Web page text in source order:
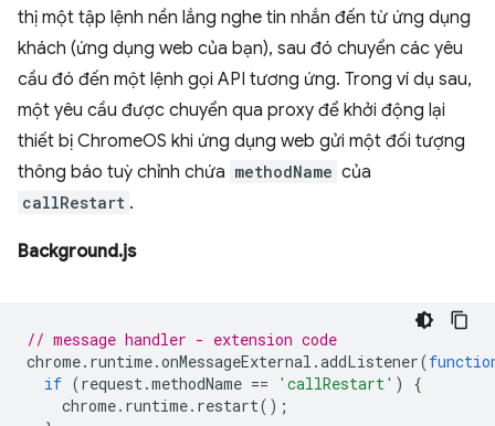
thị một tập lệnh nền lắng nghe tin nhắn đến từ ứng dụng
khách (ứng dụng web của bạn), sau đó chuyển các yêu
cầu đó đến một lệnh gọi API tương ứng. Trong ví dụ sau,
một yêu cầu được chuyển qua proxy để khởi động lại
thiết bị ChromeOS khi ứng dụng web gửi một đối tượng
thông báo tuỳ chỉnh chứa methodName của
callRestart .
Background.js
// message handler - extension code
chrome. runtime.onMessageExternal .addListener(
if (request.methodName == 'callRestart' )
{
chrome. runtime. restart();